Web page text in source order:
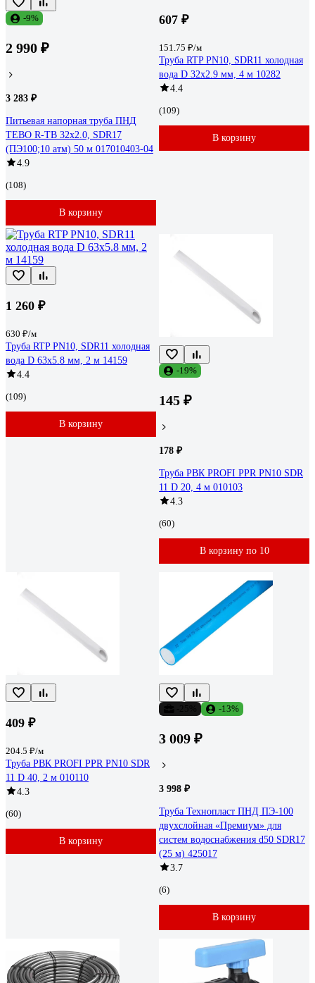
-9%
2 990 ₽
3 283 ₽
Питьевая напорная труба ПНД
TEBO R-TB 32x2.0, SDR17
(ПЭ100;10 атм) 50 м 017010403-04
4.9
(108)
В корзину
607 ₽
151.75 ₽/м
Труба RTP PN10, SDR11 холодная
вода D 32х2.9 мм, 4 м 10282
4.4
(109)
В корзину
1 260 ₽
630 ₽/м
Труба RTP PN10, SDR11 холодная
вода D 63х5.8 мм, 2 м 14159
4.4
(109)
В корзину
-19%
145 ₽
178 ₽
Труба РВК PROFI PPR PN10 SDR
11 D 20, 4 м 010103
4.3
(60)
В корзину по 10
409 ₽
204.5 ₽/м
Труба РВК PROFI PPR PN10 SDR
11 D 40, 2 м 010110
4.3
(60)
В корзину
-13%
3 009 ₽
3 998 ₽
Труба Технопласт ПНД ПЭ-100
двухслойная «Премиум» для
систем водоснабжения d50 SDR17
(25 м) 425017
3.7
(6)
В корзину